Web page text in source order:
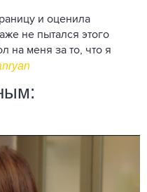
и оценила
не пытался этого
на меня за то, что я